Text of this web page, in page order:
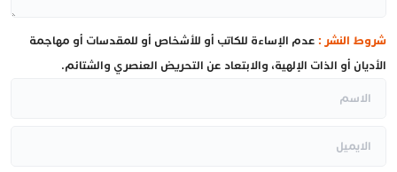
شروط النشر : عدم الإساءة للكاتب أو للأشخاص أو للمقدسات أو مهاجمة
الأديان أو الذات الإلهية، والابتعاد عن التحريض العنصري والشتائم.